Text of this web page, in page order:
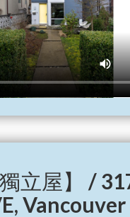
立屋】 /
Vancouver